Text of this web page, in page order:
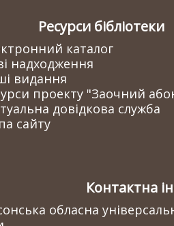
Ресурси бібліотеки
каталог
надходження
видання
проекту "Заочний
довідкова служба
сайту
Контактна
обласна